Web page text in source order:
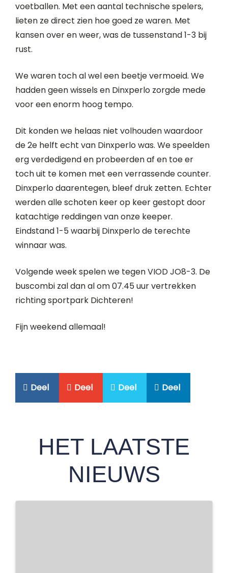
voetballen. Met een aantal technische spelers,
lieten ze direct zien hoe goed ze waren. Met
kansen over en weer, was de tussenstand 1-3 bij
rust.
We waren toch al wel een beetje vermoeid. We
hadden geen wissels en Dinxperlo zorgde mede
voor een enorm hoog tempo.
Dit konden we helaas niet volhouden waardoor
de 2e helft echt van Dinxperlo was. We speelden
erg verdedigend en probeerden af en toe er
toch uit te komen met een verrassende counter.
Dinxperlo daarentegen, bleef druk zetten. Echter
werden alle schoten keer op keer gestopt door
katachtige reddingen van onze keeper.
Eindstand 1-5 waarbij Dinxperlo de terechte
winnaar was.
Volgende week spelen we tegen VIOD JO8-3. De
buscombi zal dan al om 07.45 uur vertrekken
richting sportpark Dichteren!
Fijn weekend allemaal!
Deel Deel Deel Deel
HET LAATSTE
NIEUWS